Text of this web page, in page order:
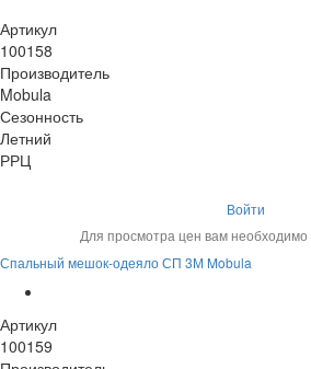
Артикул
100158
Производитель
Mobula
Сезонность
Летний
РРЦ
Войти
Для просмотра цен вам необходимо
Спальный мешок-одеяло СП 3М Mobula
Артикул
100159